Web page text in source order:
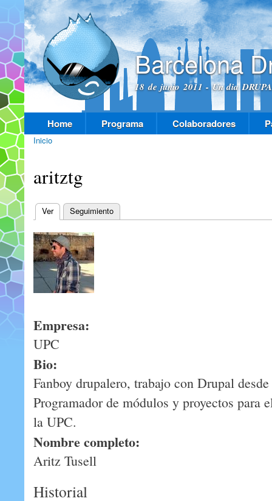
Barcelona
18 de junio 2011 - Un dia
Menú principal
Home Programa Colaboradores
Inicio
aritztg
Solapas principales
Ver(solapa activa)
Seguimiento
Empresa:
UPC
Bio:
Fanboy drupalero, trabajo con Drupal
Programador de módulos y proyectos para
la UPC.
Nombre completo:
Aritz Tusell
Historial